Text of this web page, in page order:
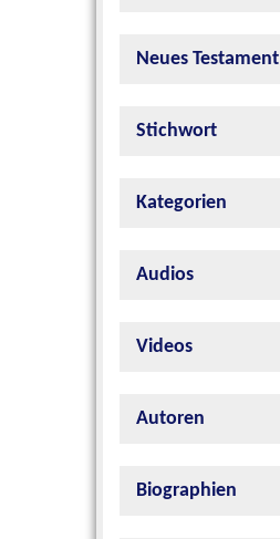
Neues Testament
Stichwort
Kategorien
Audios
Videos
Autoren
Biographien